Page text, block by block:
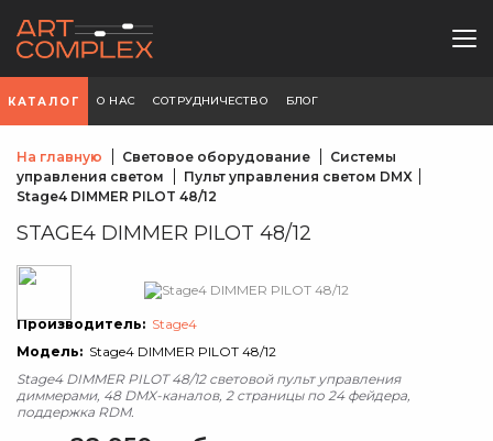
КАТАЛОГ О НАС СОТРУДНИЧЕСТВО БЛОГ
На главную Световое оборудование
Системы
управления светом
Пульт управления светом DMX
Stage4 DIMMER PILOT 48/12
STAGE4 DIMMER PILOT 48/12
Производитель: Stage4
Модель: Stage4 DIMMER PILOT 48/12
Stage4 DIMMER PILOT 48/12 световой пульт управления
диммерами, 48 DMX-каналов, 2 страницы по 24 фейдера,
поддержка RDM.